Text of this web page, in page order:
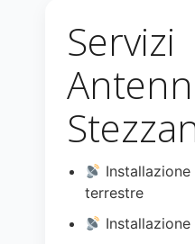
Servizi
terrestre